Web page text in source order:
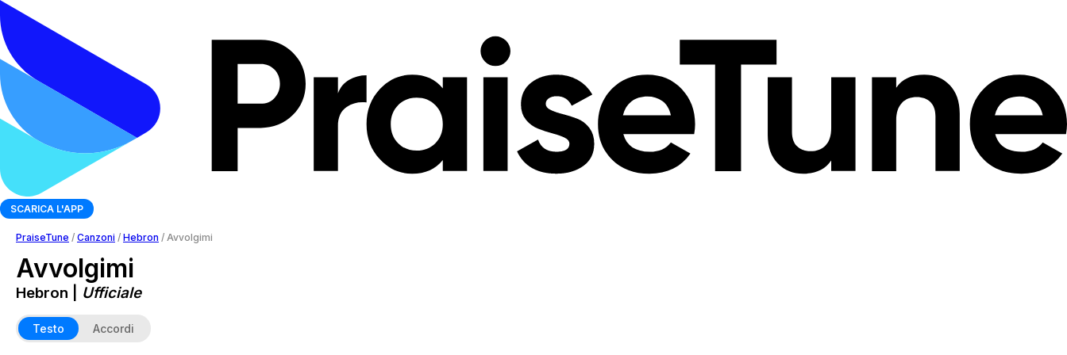
SCARICA L'APP
PraiseTune / Canzoni / Hebron / Avvolgimi
Avvolgimi
Hebron | Ufficiale
Testo Accordi